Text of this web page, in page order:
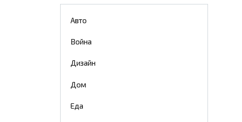
Авто
Война
Дизайн
Дом
Еда